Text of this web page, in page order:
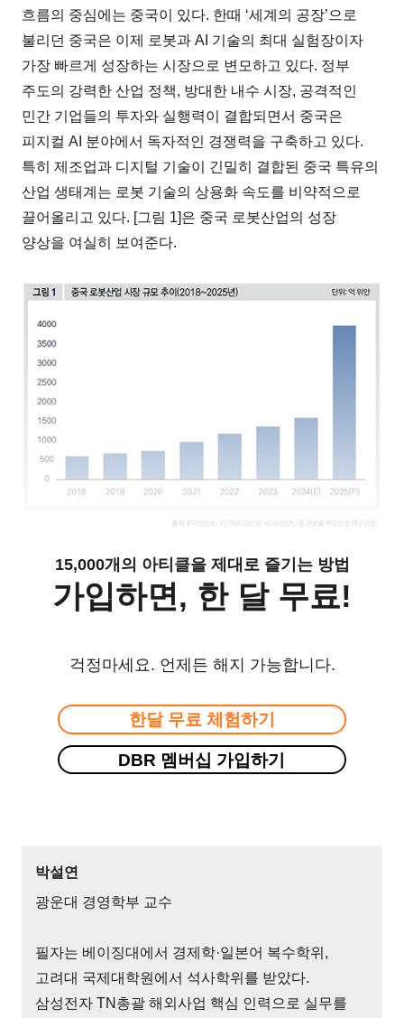
흐름의 중심에는 중국이 있다. 한때 ‘세계의 공장’으로
불리던 중국은 이제 로봇과 AI 기술의 최대 실험장이자
가장 빠르게 성장하는 시장으로 변모하고 있다. 정부
주도의 강력한 산업 정책, 방대한 내수 시장, 공격적인
민간 기업들의 투자와 실행력이 결합되면서 중국은
피지컬 AI 분야에서 독자적인 경쟁력을 구축하고 있다.
특히 제조업과 디지털 기술이 긴밀히 결합된 중국 특유의
산업 생태계는 로봇 기술의 상용화 속도를 비약적으로
끌어올리고 있다. [그림 1]은 중국 로봇산업의 성장
양상을 여실히 보여준다.
15,000개의 아티클을 제대로 즐기는 방법
가입하면, 한 달 무료!
걱정마세요. 언제든 해지 가능합니다.
한달 무료 체험하기
DBR 멤버십 가입하기
박설연
광운대 경영학부 교수
필자는 베이징대에서 경제학·일본어 복수학위,
고려대 국제대학원에서 석사학위를 받았다.
삼성전자 TN총괄 해외사업 핵심 인력으로 실무를